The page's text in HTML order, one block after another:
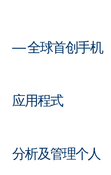
— 全球首创手机
应用程式
分析及管理个人